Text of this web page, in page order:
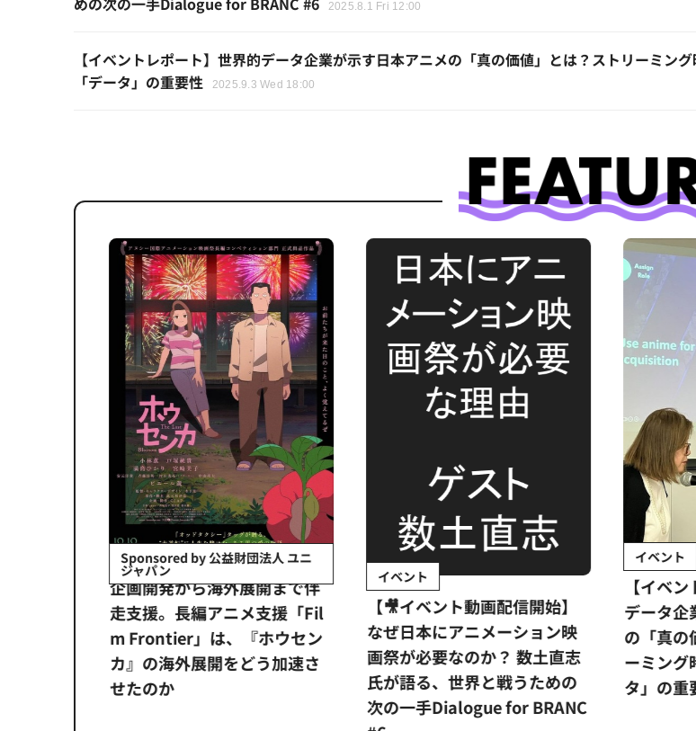
2025.8.1 Fri 12:00
【イベントレポート】世界的データ企業が示す日本アニメの「真の価値」とは？ストリーミン
「データ」の重要性
2025.9.3 Wed 18:00
Sponsored by 公益財団法人 ユニ
ジャパン
企画開発から海外展開まで伴
走支援。長編アニメ支援「Fil
m Frontier」は、『ホウセン
カ』の海外展開をどう加速さ
せたのか
イベント
【🎥イベント動画配信開始】
なぜ日本にアニメーション映
画祭が必要なのか？ 数土直志
氏が語る、世界と戦うための
次の一手Dialogue for BRANC
イベント
【イベ
データ企
の「真の
ーミング
タ」の重